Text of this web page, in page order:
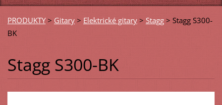
PRODUKTY > Gitary > Elektrické gitary > Stagg > Stagg S300-
BK
Stagg S300-BK